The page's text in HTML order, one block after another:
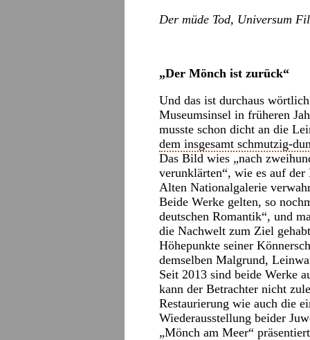
Der müde Tod, Universum
„Der Mönch ist zurück“
Und das ist durchaus
Museumsinsel in früheren
musste schon dicht an die
dem insgesamt schmutzig-
Das Bild wies „nach
verunklärten“, wie es auf
Alten Nationalgalerie
Beide Werke gelten, so
deutschen Romantik“, und
die Nachwelt zum Ziel
Höhepunkte seiner
demselben Malgrund,
Seit 2013 sind beide Werke
kann der Betrachter nicht
Restaurierung wie auch die
Wiederausstellung beider
„Mönch am Meer“